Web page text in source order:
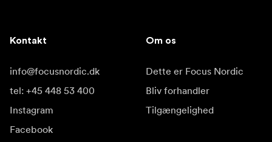
Kontakt
info@focusnordic.dk
tel: +45 448 53 400
Instagram
Facebook
Om os
Dette er Focus Nordic
Bliv forhandler
Tilgængelighed